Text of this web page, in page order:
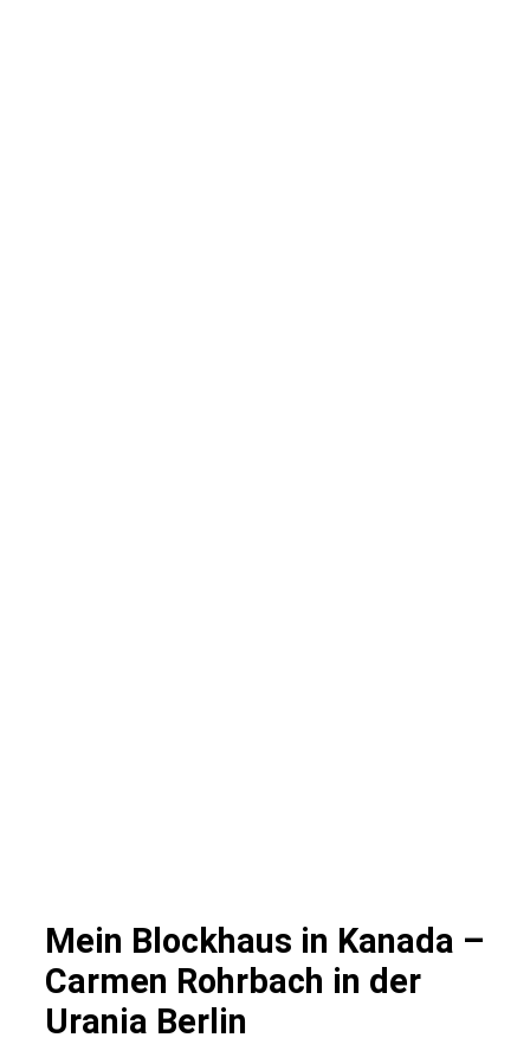
Mein Blockhaus in Kanada –
Carmen Rohrbach in der
Urania Berlin